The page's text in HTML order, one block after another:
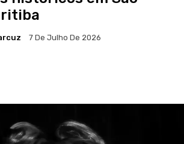
7 De Julho De 2026